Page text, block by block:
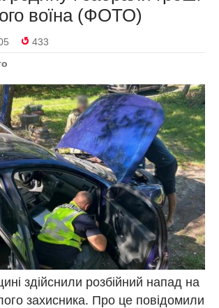
воїна (ФОТО)
433
здійснили розбійний напад на
захисника. Про це повідомили